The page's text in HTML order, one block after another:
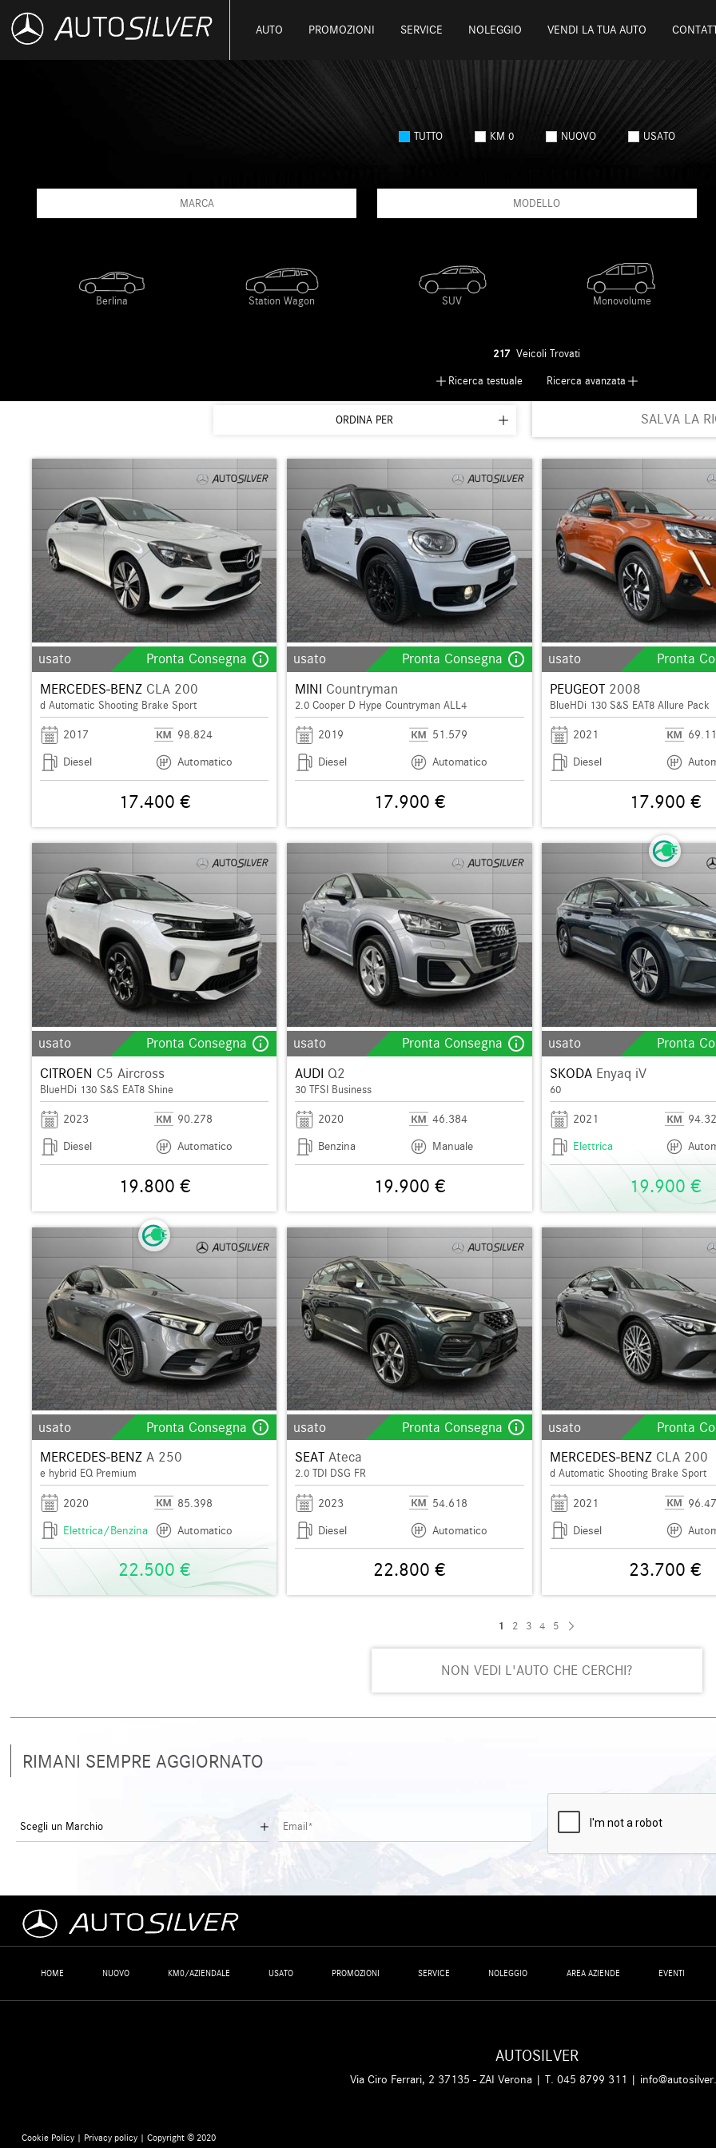
AUTO PROMOZIONI SERVICE NOLEGGIO VENDI LA TUA AUTO
TUTTO KM 0 NUOVO USATO
MARCA MODELLO
217Veicoli Trovati
Ricerca testuale
Ricerca avanzata
ORDINA PER SALVA LA
usato Pronta Consegna info_outline
MERCEDES-BENZCLA 200
d Automatic Shooting Brake Sport
2017
98.824
Diesel
Automatico
17.400 €
usato Pronta Consegna info_outline
MINI Countryman
2.0 Cooper D Hype Countryman ALL4
2019
51.579
Diesel
Automatico
17.900 €
usato Pronta
PEUGEOT 2008
BlueHDi 130 S&S EAT8 Allure Pack
2021
Diesel
17.900 €
usato Pronta Consegna info_outline
CITROEN C5 Aircross
BlueHDi 130 S&S EAT8 Shine
2023
90.278
Diesel
Automatico
19.800 €
usato Pronta Consegna info_outline
AUDI Q2
30 TFSI Business
2020
46.384
Benzina
Manuale
19.900 €
usato Pronta
SKODA Enyaq iV
60
2021
Elettrica
19.900 €
usato Pronta Consegna info_outline
MERCEDES-BENZA 250
e hybrid EQ Premium
2020
85.398
Elettrica/Benzina
Automatico
22.500 €
usato Pronta Consegna info_outline
SEAT Ateca
2.0 TDI DSG FR
2023
54.618
Diesel
Automatico
22.800 €
usato Pronta
MERCEDES-BENZ CLA 200
d Automatic Shooting Brake Sport
2021
Diesel
23.700 €
1 2 3 4 5
NON VEDI L'AUTO CHE CERCHI?
RIMANI SEMPRE AGGIORNATO
HOME NUOVO KM0/AZIENDALE USATO PROMOZIONI SERVICE NOLEGGIO AREA AZIENDE EVENTI
AUTOSILVER
Via Ciro Ferrari, 2 37135 - ZAI Verona | T.045 8799 311 |
Cookie Policy | Privacy policy| Copyright © 2020